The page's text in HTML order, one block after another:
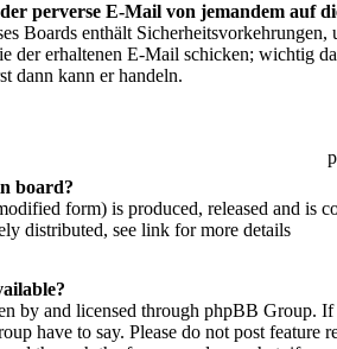
perverse E-Mail von jemandem auf
Boards enthält
der erhaltenen E-Mail schicken; wichtig
dann kann er handeln.
board?
form) is produced, released and is
distributed, see link for more details
by and licensed through phpBB Group.
have to say. Please do not post feature